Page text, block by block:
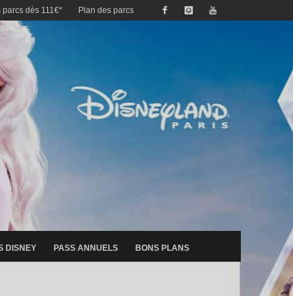
dès 111€* Plan des parcs
DISNEY PASS ANNUELS BONS PLANS